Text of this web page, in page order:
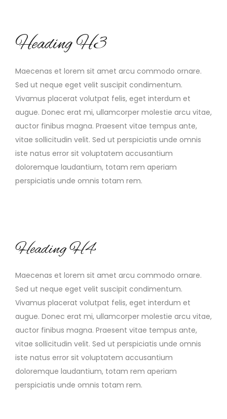
Heading H3
Maecenas et lorem sit amet arcu commodo ornare.
Sed ut neque eget velit suscipit condimentum.
Vivamus placerat volutpat felis, eget interdum et
augue. Donec erat mi, ullamcorper molestie arcu vitae,
auctor finibus magna. Praesent vitae tempus ante,
vitae sollicitudin velit. Sed ut perspiciatis unde omnis
iste natus error sit voluptatem accusantium
doloremque laudantium, totam rem aperiam
perspiciatis unde omnis totam rem.
Heading H4
Maecenas et lorem sit amet arcu commodo ornare.
Sed ut neque eget velit suscipit condimentum.
Vivamus placerat volutpat felis, eget interdum et
augue. Donec erat mi, ullamcorper molestie arcu vitae,
auctor finibus magna. Praesent vitae tempus ante,
vitae sollicitudin velit. Sed ut perspiciatis unde omnis
iste natus error sit voluptatem accusantium
doloremque laudantium, totam rem aperiam
perspiciatis unde omnis totam rem.